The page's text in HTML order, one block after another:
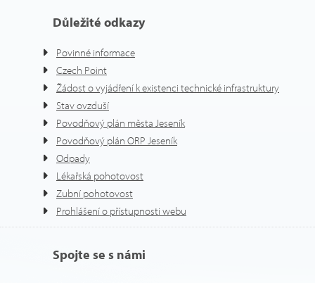
Důležité odkazy
Povinné informace
Czech Point
Žádost o vyjádření k existenci technické infrastruktury
Stav ovzduší
Povodňový plán města Jeseník
Povodňový plán ORP Jeseník
Odpady
Lékařská pohotovost
Zubní pohotovost
Prohlášení o přístupnosti webu
Spojte se s námi